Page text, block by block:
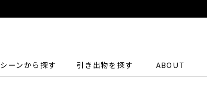
シーンから探す 引き出物を探す ABOUT